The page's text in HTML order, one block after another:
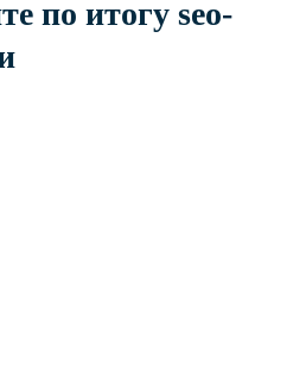
по итогу seo-